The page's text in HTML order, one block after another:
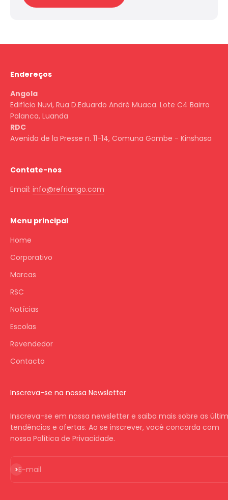
Endereços
Angola
Edifício Nuvi, Rua D.Eduardo André Muaca. Lote C4 Bairro
Palanca, Luanda
RDC
Avenida de la Presse n. 11-14, Comuna Gombe - Kinshasa
Contate-nos
Email: info@refriango.com
Menu principal
Home
Corporativo
Marcas
RSC
Notícias
Escolas
Revendedor
Contacto
Inscreva-se na nossa Newsletter
Inscreva-se em nossa newsletter e saiba mais sobre as
tendências e ofertas. Ao se inscrever, você concorda com
nossa Política de Privacidade.
E-mail
Inscrever-se